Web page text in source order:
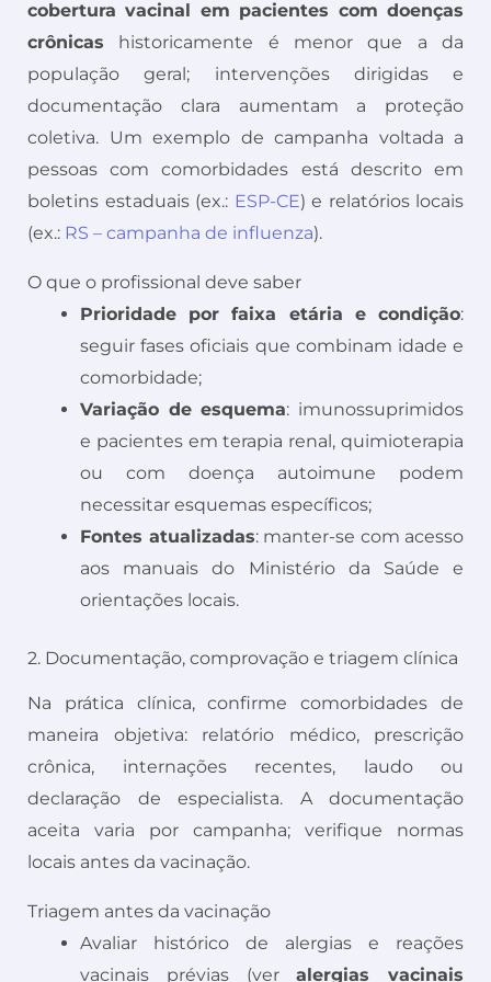
cobertura vacinal em pacientes com doenças
crônicas historicamente é menor que a da
população geral; intervenções dirigidas e
documentação clara aumentam a proteção
coletiva. Um exemplo de campanha voltada a
pessoas com comorbidades está descrito em
boletins estaduais (ex.: ESP-CE) e relatórios locais
(ex.: RS – campanha de influenza).
O que o profissional deve saber
Prioridade por faixa etária e condição:
seguir fases oficiais que combinam idade e
comorbidade;
Variação de esquema: imunossuprimidos
e pacientes em terapia renal, quimioterapia
ou com doença autoimune podem
necessitar esquemas específicos;
Fontes atualizadas: manter-se com acesso
aos manuais do Ministério da Saúde e
orientações locais.
2. Documentação, comprovação e triagem clínica
Na prática clínica, confirme comorbidades de
maneira objetiva: relatório médico, prescrição
crônica, internações recentes, laudo ou
declaração de especialista. A documentação
aceita varia por campanha; verifique normas
locais antes da vacinação.
Triagem antes da vacinação
Avaliar histórico de alergias e reações
vacinais prévias (veralergias vacinais